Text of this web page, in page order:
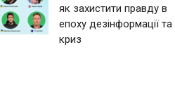
як захистити правду в
епоху дезінформації та
криз